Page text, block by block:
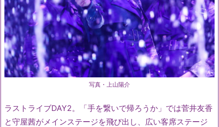
写真・上山陽介
ラストライブDAY2。「手を繋いで帰ろうか」では菅井友香
と守屋茜がメインステージを飛び出し、広い客席ステージ